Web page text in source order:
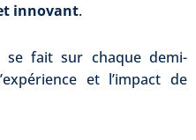
innovant.
se fait sur chaque demi-
et l’impact de